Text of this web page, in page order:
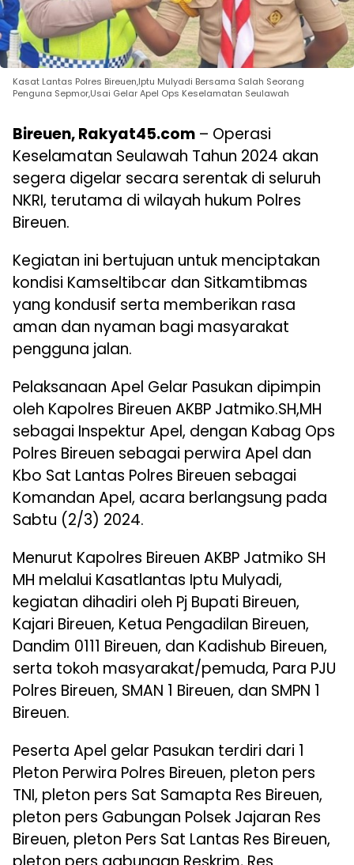
Kasat Lantas Polres Bireuen,Iptu Mulyadi Bersama Salah Seorang
Penguna Sepmor,Usai Gelar Apel Ops Keselamatan Seulawah
Bireuen, Rakyat45.com – Operasi
Keselamatan Seulawah Tahun 2024 akan
segera digelar secara serentak di seluruh
NKRI, terutama di wilayah hukum Polres
Bireuen.
Kegiatan ini bertujuan untuk menciptakan
kondisi Kamseltibcar dan Sitkamtibmas
yang kondusif serta memberikan rasa
aman dan nyaman bagi masyarakat
pengguna jalan.
Pelaksanaan Apel Gelar Pasukan dipimpin
oleh Kapolres Bireuen AKBP Jatmiko.SH,MH
sebagai Inspektur Apel, dengan Kabag Ops
Polres Bireuen sebagai perwira Apel dan
Kbo Sat Lantas Polres Bireuen sebagai
Komandan Apel, acara berlangsung pada
Sabtu (2/3) 2024.
Menurut Kapolres Bireuen AKBP Jatmiko SH
MH melalui Kasatlantas Iptu Mulyadi,
kegiatan dihadiri oleh Pj Bupati Bireuen,
Kajari Bireuen, Ketua Pengadilan Bireuen,
Dandim 0111 Bireuen, dan Kadishub Bireuen,
serta tokoh masyarakat/pemuda, Para PJU
Polres Bireuen, SMAN 1 Bireuen, dan SMPN 1
Bireuen.
Peserta Apel gelar Pasukan terdiri dari 1
Pleton Perwira Polres Bireuen, pleton pers
TNI, pleton pers Sat Samapta Res Bireuen,
pleton pers Gabungan Polsek Jajaran Res
Bireuen, pleton Pers Sat Lantas Res Bireuen,